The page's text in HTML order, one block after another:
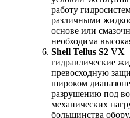
работу
различными
основе или
необходима
Shell Tellus S2 VX
гидравлические
превосходную
широком
разрушению под
механических
большинства